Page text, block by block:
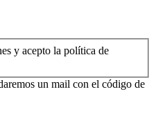
y acepto la política de
un mail con el código de